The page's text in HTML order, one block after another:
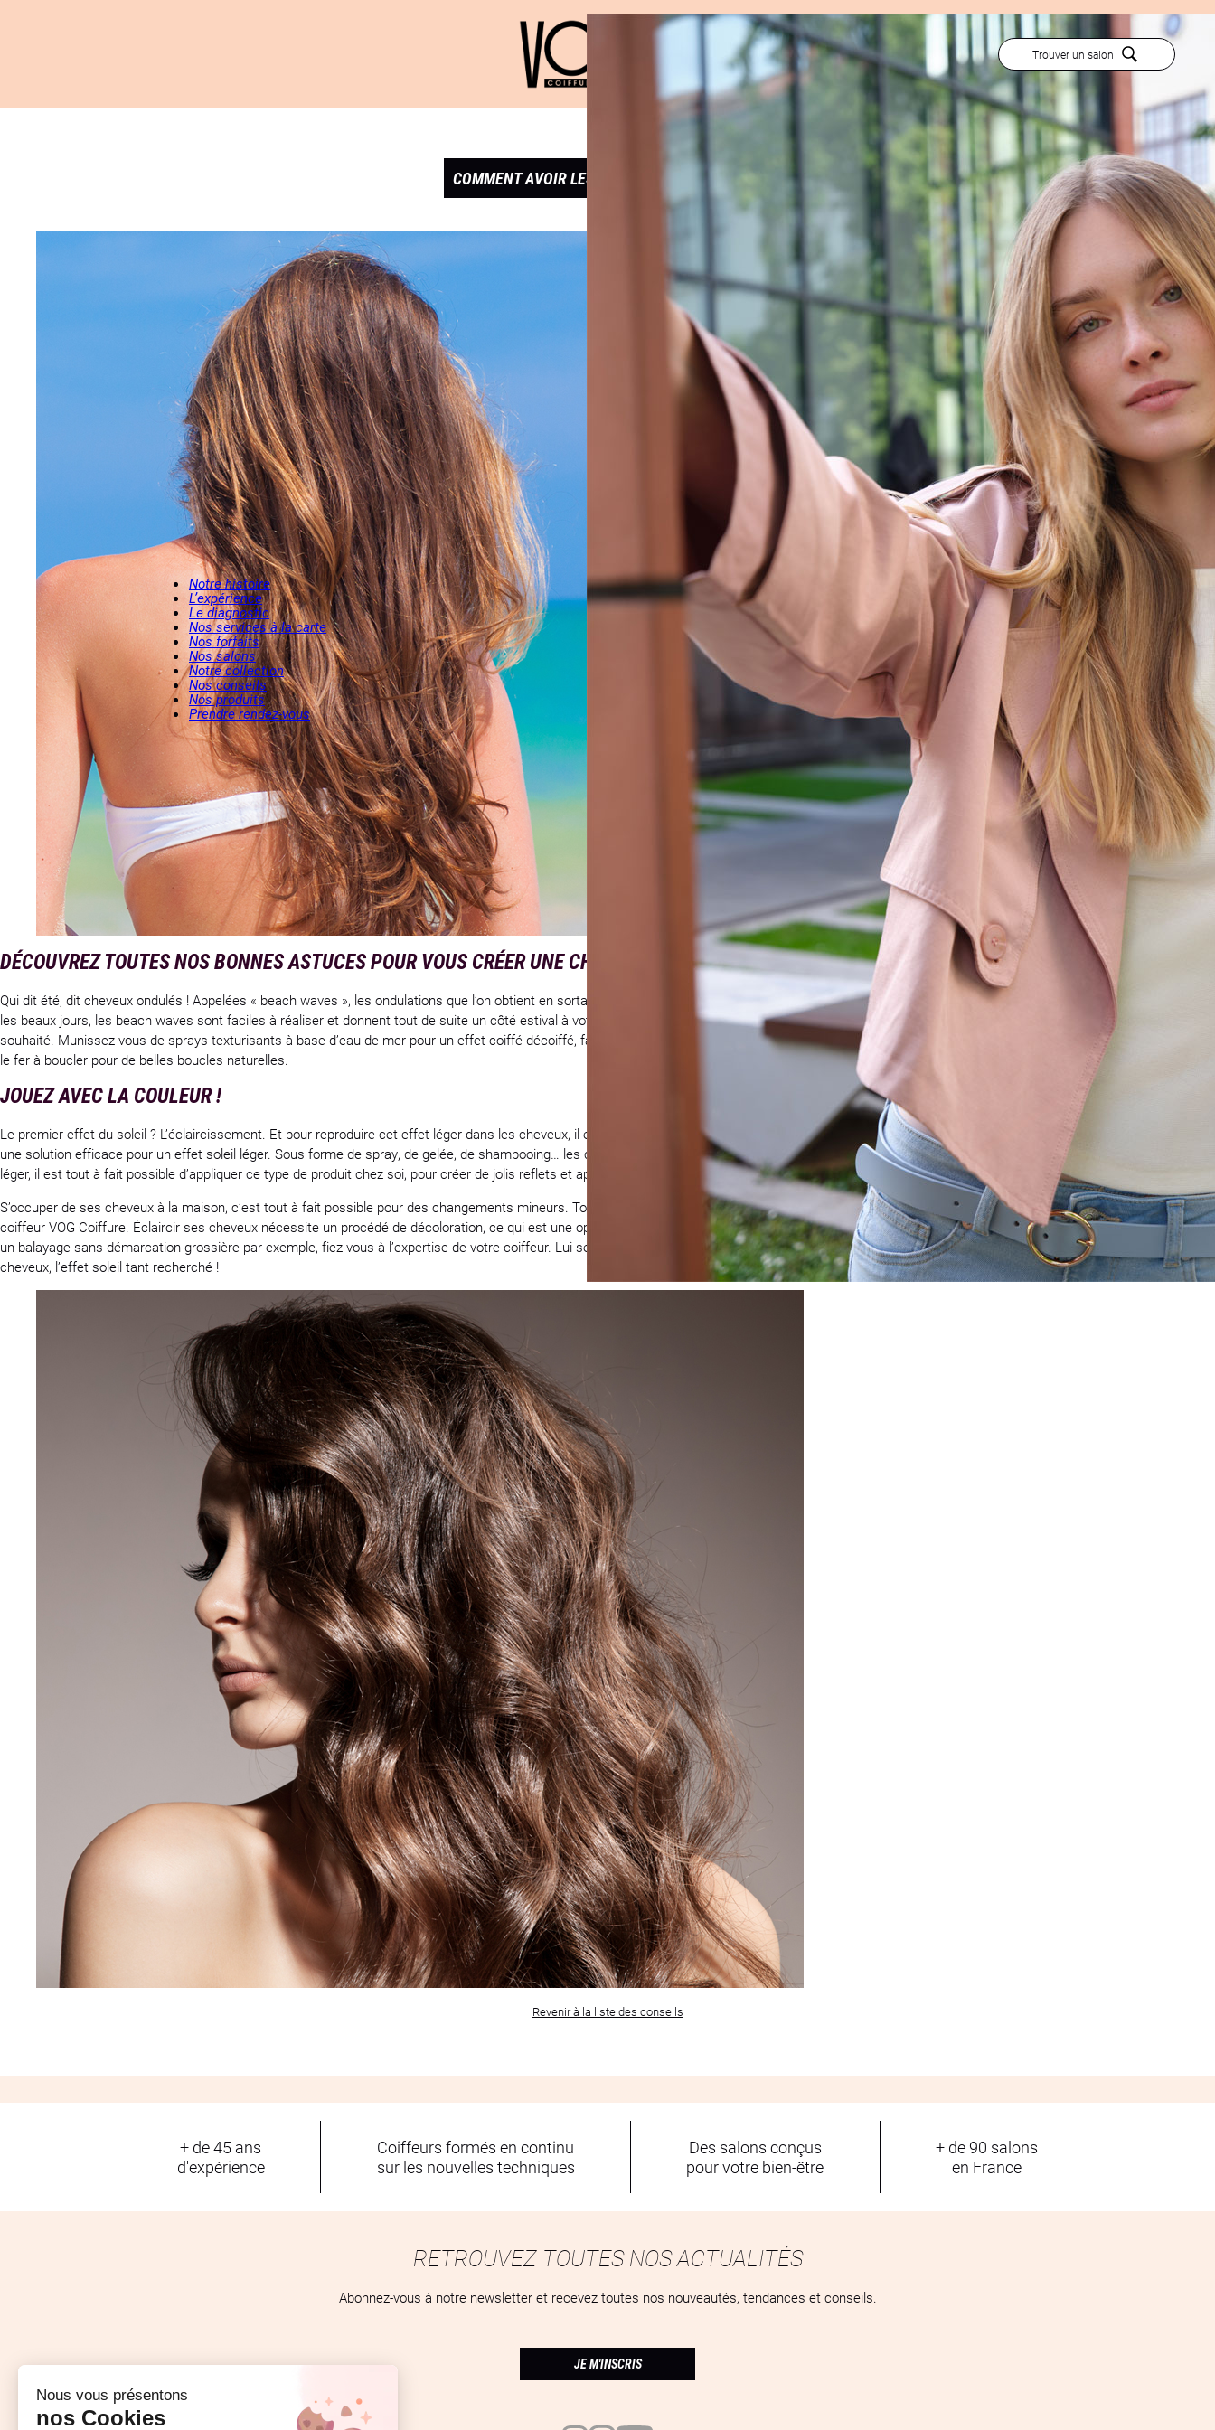
Notre histoire
L’expérience
Le diagnostic
Nos services à la carte
Nos forfaits
Nos salons
Notre collection
Nos conseils
Nos produits
Prendre rendez-vous
Trouver un salon
COMMENT AVOIR LES FAMEUX SUMMER HAIR ?
DÉCOUVREZ TOUTES NOS BONNES ASTUCES POUR VOUS CRÉER UNE CHEVELURE DE RÊVE CET ÉTÉ !
Qui dit été, dit cheveux ondulés ! Appelées « beach waves », les ondulations que l’on obtient en sortant de la mer sont synonyme de vacances et de beau temps. Très appréciées durant
les beaux jours, les beach waves sont faciles à réaliser et donnent tout de suite un côté estival à votre chevelure. Pour les réaliser, utilisez votre méthode préférée selon le résultat
souhaité. Munissez-vous de sprays texturisants à base d’eau de mer pour un effet coiffé-décoiffé, faites des tresses la nuit pour des ondulations serrées au look bohème ou optez pour
le fer à boucler pour de belles boucles naturelles.
JOUEZ AVEC LA COULEUR !
Le premier effet du soleil ? L’éclaircissement. Et pour reproduire cet effet léger dans les cheveux, il existe des petites astuces et produits spécialisés. Les produits éclaircissants sont
une solution efficace pour un effet soleil léger. Sous forme de spray, de gelée, de shampooing… les choix sont nombreux pour éclaircir ses cheveux en toute simplicité. L’effet étant
léger, il est tout à fait possible d’appliquer ce type de produit chez soi, pour créer de jolis reflets et apporter de la lumière dans votre chevelure.
S’occuper de ses cheveux à la maison, c’est tout à fait possible pour des changements mineurs. Toutefois, en cas de changements capillaires importants, faites confiance à votre
coiffeur VOG Coiffure. Éclaircir ses cheveux nécessite un procédé de décoloration, ce qui est une opération périlleuse à effectuer soi-même. Pour un résultat bien exécuté, notamment
un balayage sans démarcation grossière par exemple, fiez-vous à l’expertise de votre coiffeur. Lui seul saura vous trouver la teinte parfaite pour votre carnation et saura rendre à vos
cheveux, l’effet soleil tant recherché !
Revenir à la liste des conseils
+ de 45 ans
d'expérience
Coiffeurs formés en continu
sur les nouvelles techniques
Des salons conçus
pour votre bien-être
+ de 90 salons
en France
RETROUVEZ TOUTES NOS ACTUALITÉS
Abonnez-vous à notre newsletter et recevez toutes nos nouveautés, tendances et conseils.
JE M'INSCRIS
Nous vous présentons
nos Cookies